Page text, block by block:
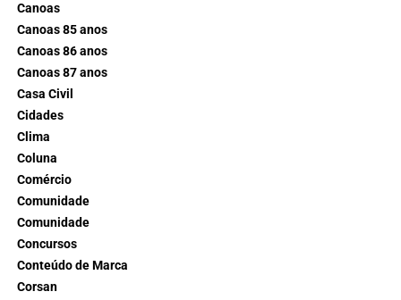
Canoas
Canoas 85 anos
Canoas 86 anos
Canoas 87 anos
Casa Civil
Cidades
Clima
Coluna
Comércio
Comunidade
Comunidade
Concursos
Conteúdo de Marca
Corsan